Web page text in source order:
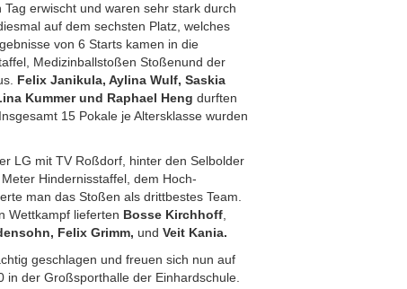
erwischt und waren sehr stark durch
auf dem sechsten Platz, welches
von 6 Starts kamen in die
Medizinballstoßen Stoßenund der
Felix Janikula, Aylina Wulf, Saskia
Kummer und Raphael Hengdurften
15 Pokale je Altersklasse wurden
LG mit TV Roßdorf, hinter den Selbolder
Hindernisstaffel, dem Hoch-
man das Stoßen als drittbestes Team.
Wettkampf lieferten Bosse Kirchhoff
Felix Grimm, undVeit Kania.
geschlagen und freuen sich nun auf
der Großsporthalle der Einhardschule.